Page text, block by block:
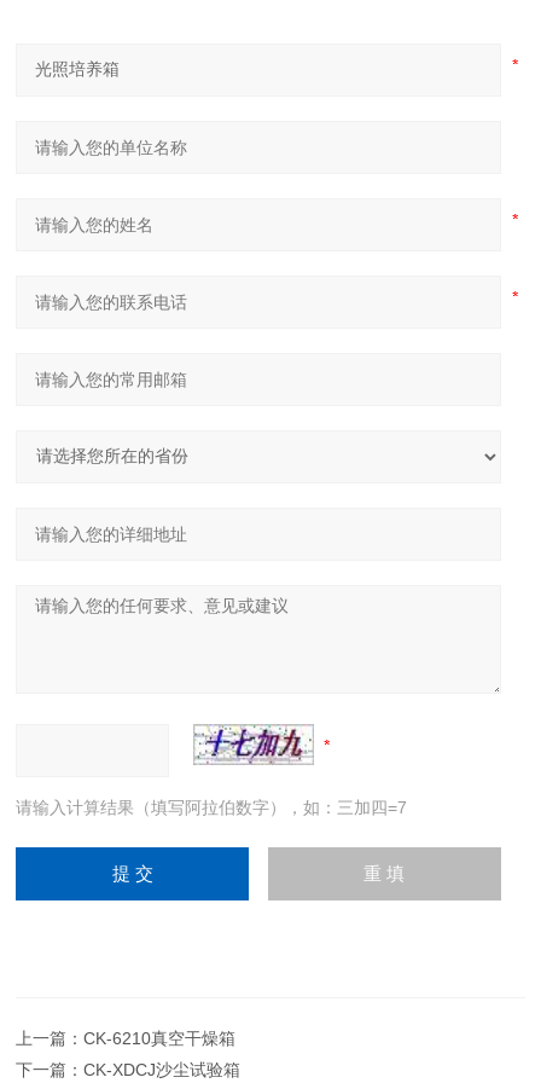
请输入计算结果（填写阿拉伯数字），如：三加四=7
上一篇：CK-6210真空干燥箱
下一篇：CK-XDCJ沙尘试验箱